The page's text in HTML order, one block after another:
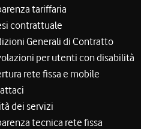
tariffaria
contrattuale
Generali di Contratto
per utenti con disabilità
rete fissa e mobile
dei servizi
tecnica rete fissa